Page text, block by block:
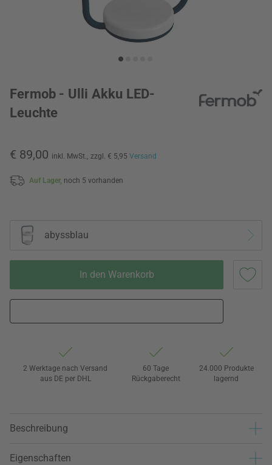
Fermob - Ulli Akku LED-
Leuchte
€ 89,00 inkl. MwSt., zzgl. € 5,95 Versand
Auf Lager, noch 5 vorhanden
abyssblau
In den Warenkorb
2 Werktage nach Versand
aus DE per DHL
60 Tage
Rückgaberecht
24.000 Produkte
lagernd
Beschreibung
Eigenschaften